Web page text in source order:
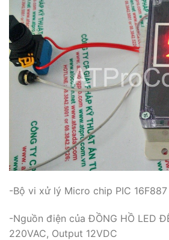
-Bộ vi xử lý Micro chip PIC 16F887
-Nguồn điện của ĐỒNG HỒ LED
220VAC, Output 12VDC